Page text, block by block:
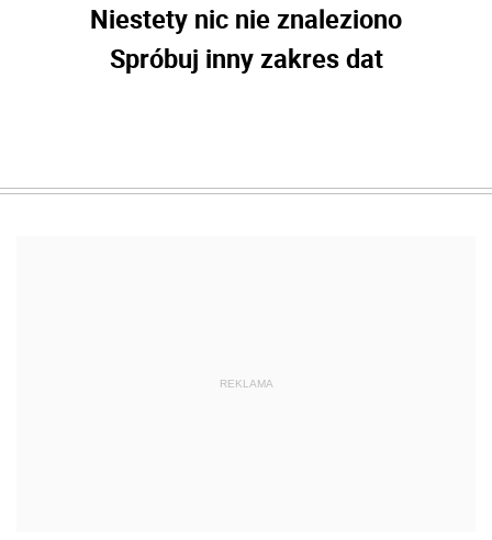
Niestety nic nie znaleziono
Spróbuj inny zakres dat
REKLAMA